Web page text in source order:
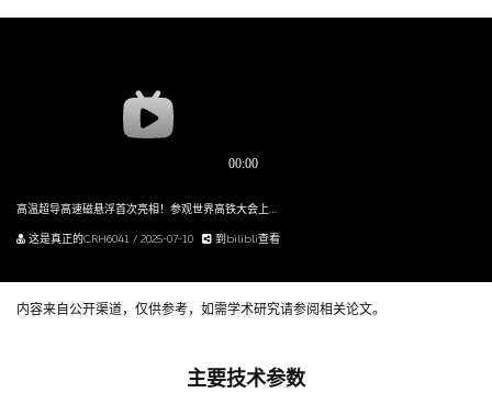
高温超导高速磁悬浮首次亮相！参观世界高铁大会上的“速度巅峰”
到bilibli查看
这是真正的CRH6041 / 2025-07-10
内容来自公开渠道，仅供参考，如需学术研究请参阅相关论文。
主要技术参数